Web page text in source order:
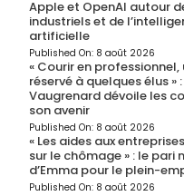
Apple et OpenAI autour
industriels et de
artificielle
Published On: 8 août 2026
« Courir en professionnel,
réservé à quelques élus »
Vaugrenard dévoile les
son avenir
Published On: 8 août 2026
« Les aides aux
sur le chômage » : le pari
d’Emma pour le plein-
Published On: 8 août 2026